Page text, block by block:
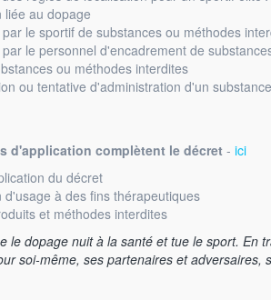
liée au dopage
le sportif de substances ou méthodes
par le personnel d'encadrement de
ou méthodes interdites
ou tentative d'administration d'un
d'application complètent le décret - ici
du décret
d'usage à des fins thérapeutiques
et méthodes interdites
le dopage nuit à la santé et tue le sport. En
soi-même, ses partenaires et adversaires,